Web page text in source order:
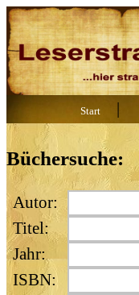
Start |
Büchersuche:
Autor:
Titel:
Jahr:
ISBN: